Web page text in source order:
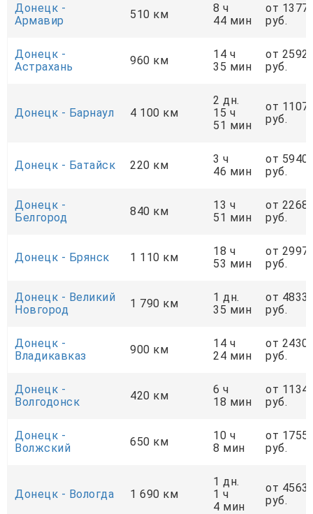
Донецк -
Армавир
510 км
8 ч
44 мин
от
руб.
Донецк -
Астрахань
960 км
14 ч
35 мин
от
руб.
Донецк - Барнаул 4 100 км
2 дн.
15 ч
51 мин
от
руб.
Донецк - Батайск 220 км
3 ч
46 мин
от 5940
руб.
Донецк -
Белгород
840 км
13 ч
51 мин
от
руб.
Донецк - Брянск 1 110 км
18 ч
53 мин
от
руб.
Донецк - Великий
Новгород
1 790 км
1 дн.
35 мин
от
руб.
Донецк -
Владикавказ
900 км
14 ч
24 мин
от
руб.
Донецк -
Волгодонск
420 км
6 ч
18 мин
от
руб.
Донецк -
Волжский
650 км
10 ч
8 мин
от
руб.
Донецк - Вологда 1 690 км
1 дн.
1 ч
4 мин
от
руб.